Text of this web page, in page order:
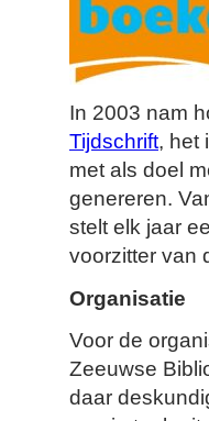
In 2003 nam
Tijdschrift, het
met als doel
genereren.
stelt elk jaar
voorzitter van
Organisatie
Voor de
Zeeuwse
daar